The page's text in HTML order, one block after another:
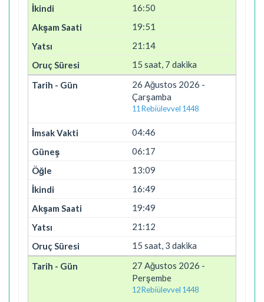
16:50
19:51
21:14
15 saat, 7 dakika
26 Ağustos 2026 -
Çarşamba
11 Rebiülevvel 1448
04:46
06:17
13:09
16:49
19:49
21:12
15 saat, 3 dakika
27 Ağustos 2026 -
Perşembe
12 Rebiülevvel 1448